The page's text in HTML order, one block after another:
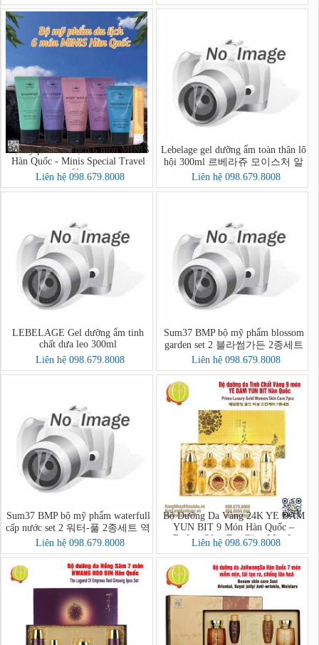
Bộ mỹ phẩm du lịch 6 món MINIS
Hàn Quốc - Minis Special Travel
Kit
Liên hệ 098.679.8008
Lebelage gel dưỡng ẩm toàn thân lô
hội 300ml 르베라쥬 모이스처 알
로에 순도 100% 수딩젤
Liên hệ 098.679.8008
LEBELAGE Gel dưỡng ẩm tinh
chất dưa leo 300ml
Liên hệ 098.679.8008
Sum37 BMP bộ mỹ phẩm blossom
garden set 2 블라썸가든 2종세트
Liên hệ 098.679.8008
Sum37 BMP bộ mỹ phẩm waterfull
cấp nước set 2 워터-풀 2종세트 역
매팩
Liên hệ 098.679.8008
Bộ Dưỡng Da Vàng 24K YE DAM
YUN BIT 9 Món Hàn Quốc –
Dưỡng Sáng Da, Căng Mịn &
Chống Lão Hóa Cao Cấp
Liên hệ 098.679.8008